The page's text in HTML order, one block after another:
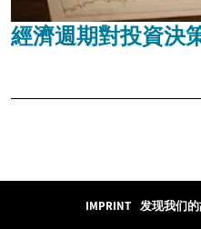
經濟週期對投資決
IMPRINT 发现我们的